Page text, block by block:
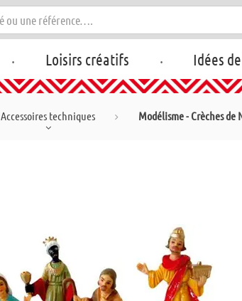
. Loisirs créatifs . Idées
Accessoires techniques Modélisme - Crèches